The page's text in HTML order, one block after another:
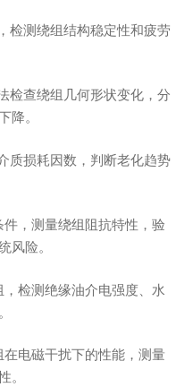
检测绕组结构稳定性和疲劳
检查绕组几何形状变化，分
降。
质损耗因数，判断老化趋势
，测量绕组阻抗特性，验
风险。
检测绝缘油介电强度、水
在电磁干扰下的性能，测量
。